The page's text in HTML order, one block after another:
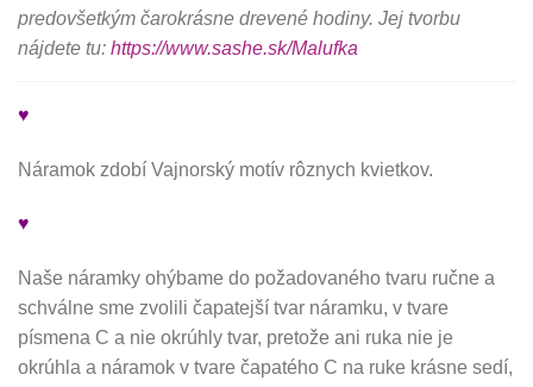
predovšetkým čarokrásne drevené hodiny. Jej tvorbu
nájdete tu: https://www.sashe.sk/Malufka
♥
Náramok zdobí Vajnorský motív rôznych kvietkov.
♥
Naše náramky ohýbame do požadovaného tvaru ručne a
schválne sme zvolili čapatejší tvar náramku, v tvare
písmena C a nie okrúhly tvar, pretože ani ruka nie je
okrúhla a náramok v tvare čapatého C na ruke krásne sedí,